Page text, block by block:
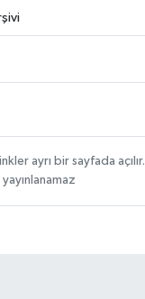
ayrı bir sayfada açılır.